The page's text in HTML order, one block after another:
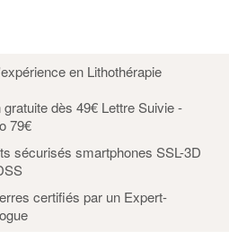
en Lithothérapie
gratuite dès 49€ Lettre Suivie -
79€
sécurisés smartphones SSL-3D
certifiés par un Expert-